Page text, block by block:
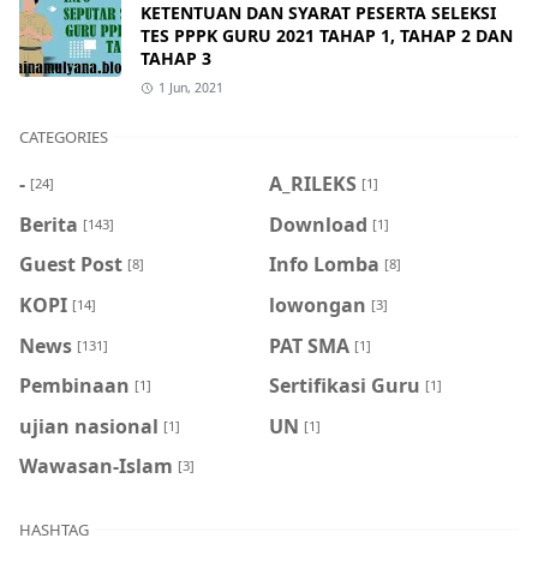
KETENTUAN DAN SYARAT PESERTA SELEKSI
TES PPPK GURU 2021 TAHAP 1, TAHAP 2 DAN
TAHAP 3
1 Jun, 2021
CATEGORIES
- [24] A_RILEKS [1]
Berita [143] Download [1]
Guest Post [8] Info Lomba [8]
KOPI [14] lowongan [3]
News [131] PAT SMA [1]
Pembinaan [1] Sertifikasi Guru [1]
ujian nasional [1] UN [1]
Wawasan-Islam [3]
HASHTAG